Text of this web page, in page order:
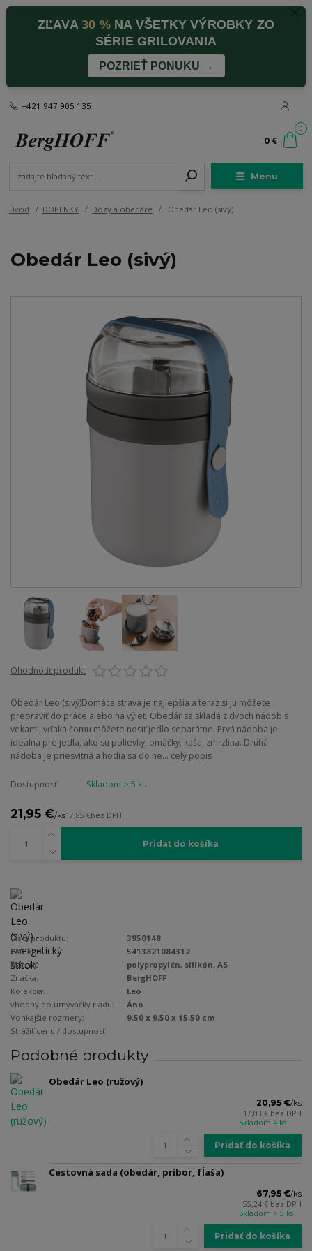
ZĽAVA30 %NA VŠETKY VÝROBKY ZO
SÉRIE GRILOVANIA
POZRIEŤ PONUKU →
Menu
+421 947 905 135
0
0 €
Úvod DOPLNKY Dózy a obedáre Obedár Leo (sivý)
Obedár Leo (sivý)
Ohodnotiť produkt
Obedár Leo (sivý)Domáca strava je najlepšia a teraz si ju môžete
prepraviť do práce alebo na výlet. Obedár sa skladá z dvoch nádob s
vekami, vďaka čomu môžete nosiť jedlo separátne. Prvá nádoba je
ideálna pre jedla, ako sú polievky, omáčky, kaša, zmrzlina. Druhá
nádoba je priesvitná a hodia sa do ne... celý popis
Dostupnosť Skladom > 5 ks
21,95 €/ks17,85 €bez DPH
Pridať do košíka
Číslo produktu:
3950148
EAN kód:
5413821084312
Materiál:
polypropylén, silikón, AS
Značka:
BergHOFF
Kolekcia:
Leo
vhodný do umývačky riadu:
Áno
Vonkajšie rozmery:
9,50 x 9,50 x 15,50 cm
Strážiť cenu / dostupnosť
Podobné produkty
Obedár Leo (ružový)
20,95 €/ks
17,03 € bez DPH
Skladom 4 ks
Pridať do košíka
Cestovná sada (obedár, príbor, fĺaša)
67,95 €/ks
55,24 € bez DPH
Skladom > 5 ks
Pridať do košíka